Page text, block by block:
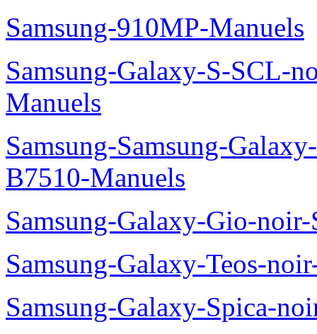
Samsung-910MP-Manuels
Samsung-Galaxy-S-SCL-
Manuels
Samsung-Samsung-
B7510-Manuels
Samsung-Galaxy-Gio-
Samsung-Galaxy-Teos-
Samsung-Galaxy-Spica-